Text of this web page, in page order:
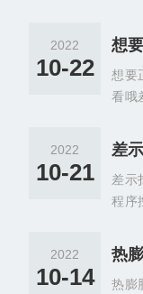
压下
可以
定量
假象
起因
样品
规则
常常
b1)
形。
2022
10-22
想要
看哦
热银
质炉
匀度
在不
红外
2022
10-21
差示
程序
量高
点、
结晶
2022
10-14
热膨